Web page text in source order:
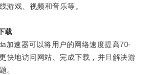
游戏、视频和音乐等。
载
速器可以将用户的网络速度提高70-
快地访问网站、完成下载，并且解决游
。